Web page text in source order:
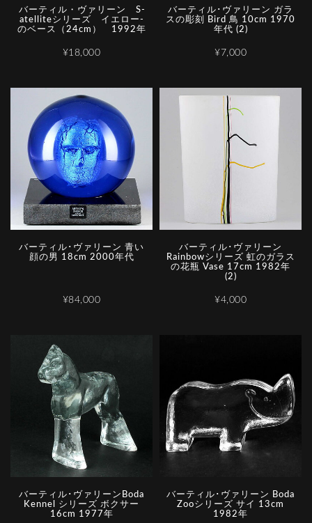
バ­ー­テ­ィ­ル­・­ヴ­ァ­リ­ー­ン­ ­S­
a­t­e­l­l­i­t­e­シ­リ­ー­ズ­ ­イ­エ­ロ­ー­
の­ベ­ー­ス­（­2­4­c­m­）­ ­1­9­9­2­年
¥18,000
バーティル･ヴァリーン ガラ
スの彫刻 Bird 鳥 10cm 1970
年代 (2)
¥7,000
バーティル･ヴァリーン 青い
顔の男 18cm 2000年代
¥84,000
バーティル･ヴァリーン
Rainbowシリーズ 虹のガラス
の花瓶 Vase 17cm 1982年
(2)
¥4,000
バーティル･ヴァリーンBoda
Kennel シリーズ ボクサー
16cm 1977年
バーティル･ヴァリーン Boda
Zooシリーズ サイ 13cm
1982年